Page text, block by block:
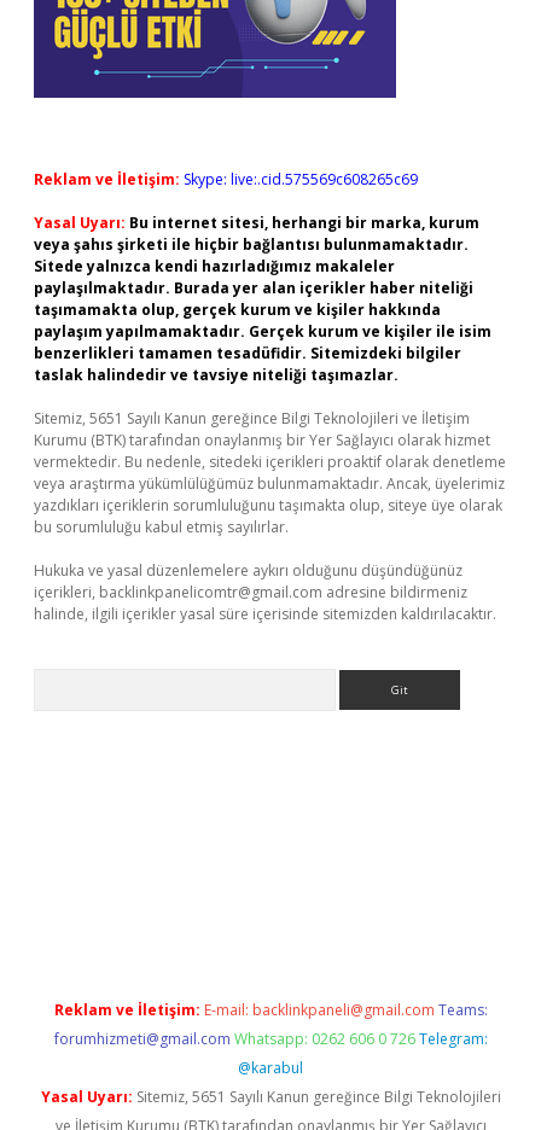
Reklam ve İletişim: Skype: live:.cid.575569c608265c69
Yasal Uyarı: Bu internet sitesi, herhangi bir marka, kurum
veya şahıs şirketi ile hiçbir bağlantısı bulunmamaktadır.
Sitede yalnızca kendi hazırladığımız makaleler
paylaşılmaktadır. Burada yer alan içerikler haber niteliği
taşımamakta olup, gerçek kurum ve kişiler hakkında
paylaşım yapılmamaktadır. Gerçek kurum ve kişiler ile isim
benzerlikleri tamamen tesadüfidir. Sitemizdeki bilgiler
taslak halindedir ve tavsiye niteliği taşımazlar.
Sitemiz, 5651 Sayılı Kanun gereğince Bilgi Teknolojileri ve İletişim
Kurumu (BTK) tarafından onaylanmış bir Yer Sağlayıcı olarak hizmet
vermektedir. Bu nedenle, sitedeki içerikleri proaktif olarak denetleme
veya araştırma yükümlülüğümüz bulunmamaktadır. Ancak, üyelerimiz
yazdıkları içeriklerin sorumluluğunu taşımakta olup, siteye üye olarak
bu sorumluluğu kabul etmiş sayılırlar.
Hukuka ve yasal düzenlemelere aykırı olduğunu düşündüğünüz
içerikleri, backlinkpanelicomtr@gmail.com adresine bildirmeniz
halinde, ilgili içerikler yasal süre içerisinde sitemizden kaldırılacaktır.
Reklam ve İletişim: E-mail: backlinkpaneli@gmail.com Teams:
forumhizmeti@gmail.com Whatsapp: 0262 606 0 726 Telegram:
@karabul
Yasal Uyarı: Sitemiz, 5651 Sayılı Kanun gereğince Bilgi Teknolojileri
ve İletişim Kurumu (BTK) tarafından onaylanmış bir Yer Sağlayıcı